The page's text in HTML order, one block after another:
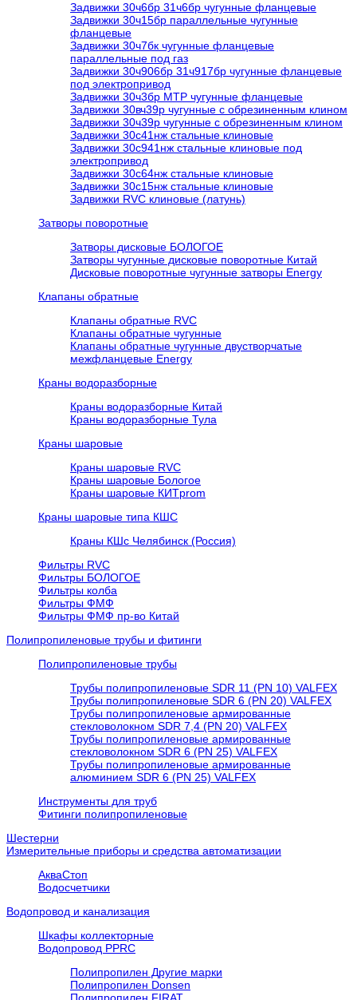
Задвижки 30ч6бр 31ч6бр чугунные фланцевые
Задвижки 30ч15бр параллельные чугунные
фланцевые
Задвижки 30ч7бк чугунные фланцевые
параллельные под газ
Задвижки 30ч906бр 31ч917бр чугунные фланцевые
под электропривод
Задвижки 30ч3бр МТР чугунные фланцевые
Задвижки 30вч39р чугунные с обрезиненным клином
Задвижки 30ч39р чугунные с обрезиненным клином
Задвижки 30с41нж стальные клиновые
Задвижки 30с941нж стальные клиновые под
электропривод
Задвижки 30с64нж стальные клиновые
Задвижки 30с15нж стальные клиновые
Задвижки RVC клиновые (латунь)
Затворы поворотные
Затворы дисковые БОЛОГОЕ
Затворы чугунные дисковые поворотные Китай
Дисковые поворотные чугунные затворы Energy
Клапаны обратные
Клапаны обратные RVC
Клапаны обратные чугунные
Клапаны обратные чугунные двустворчатые
межфланцевые Energy
Краны водоразборные
Краны водоразборные Китай
Краны водоразборные Тула
Краны шаровые
Краны шаровые RVC
Краны шаровые Бологое
Краны шаровые КИТprom
Краны шаровые типа КШС
Краны КШс Челябинск (Россия)
Фильтры RVC
Фильтры БОЛОГОЕ
Фильтры колба
Фильтры ФМФ
Фильтры ФМФ пр-во Китай
Полипропиленовые трубы и фитинги
Полипропиленовые трубы
Трубы полипропиленовые SDR 11 (PN 10) VALFEX
Трубы полипропиленовые SDR 6 (PN 20) VALFEX
Трубы полипропиленовые армированные
стекловолокном SDR 7,4 (PN 20) VALFEX
Трубы полипропиленовые армированные
стекловолокном SDR 6 (PN 25) VALFEX
Трубы полипропиленовые армированные
алюминием SDR 6 (PN 25) VALFEX
Инструменты для труб
Фитинги полипропиленовые
Шестерни
Измерительные приборы и средства автоматизации
АкваСтоп
Водосчетчики
Водопровод и канализация
Шкафы коллекторные
Водопровод PPRC
Полипропилен Другие марки
Полипропилен Donsen